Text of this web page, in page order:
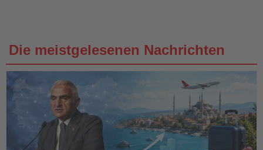
Die meistgelesenen Nachrichten